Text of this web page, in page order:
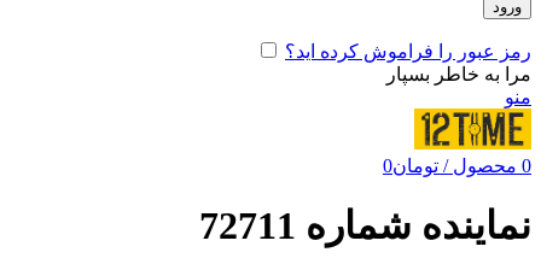
ورود
رمز عبور را فراموش کرده اید؟
مرا به خاطر بسپار
منو
0 محصول / تومان0
نماینده شماره 72711